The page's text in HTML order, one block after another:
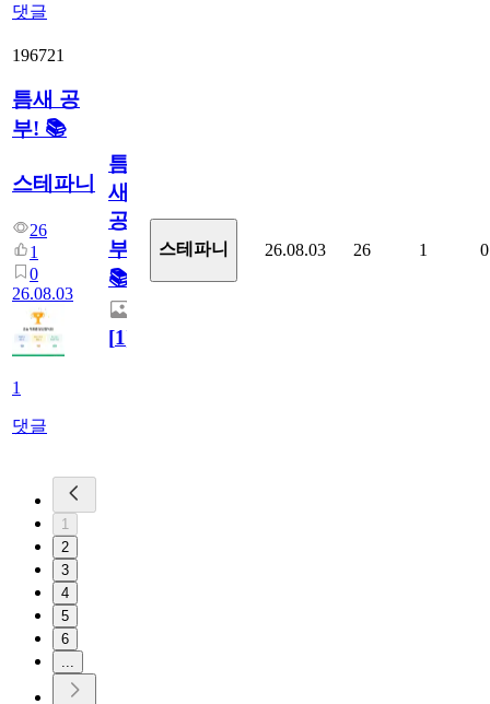
댓글
196721
틈새 공
부! 📚
스테파니
26
1
0
26.08.03
1
댓글
틈
새
공
부!
📚
[1]
스테파니 26.08.03 26 1 0
1
2
3
4
5
6